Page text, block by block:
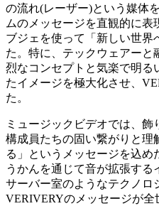
の流れ(レーザー)という媒体
ムのメッセージを直観的に
ブジェを使って「新しい世界
た。特に、テックウェアーと
烈なコンセプトと気楽で明る
たイメージを極大化させ、
た。
ミュージックビデオでは、
構成員たちの固い繋がりと理
る」というメッセージを込め
うかんを通じて音が拡張す
サーバー室のようなテクノロ
VERIVERYのメッセージが全